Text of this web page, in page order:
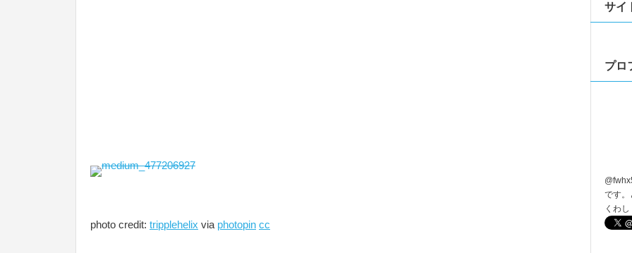
photo credit: tripplehelix via photopin cc
サイ
プロ
@
です。
くわ